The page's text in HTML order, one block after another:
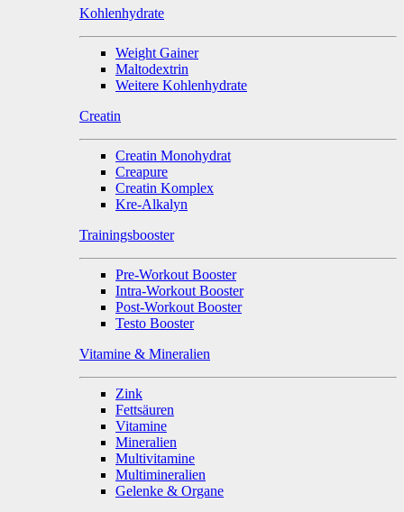
Kohlenhydrate
Weight Gainer
Maltodextrin
Weitere Kohlenhydrate
Creatin
Creatin Monohydrat
Creapure
Creatin Komplex
Kre-Alkalyn
Trainingsbooster
Pre-Workout Booster
Intra-Workout Booster
Post-Workout Booster
Testo Booster
Vitamine & Mineralien
Zink
Fettsäuren
Vitamine
Mineralien
Multivitamine
Multimineralien
Gelenke & Organe